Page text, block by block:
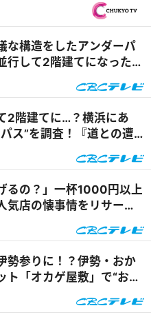
な構造をしたアンダーパ
行して2階建てになったワ
2階建てに…？横浜にあ
ス”を調査！『道との遭
るの？」一杯1000円以上
気店の懐事情をリサーチ
勢参りに！？伊勢・おか
ト「オカゲ屋敷」で“おか